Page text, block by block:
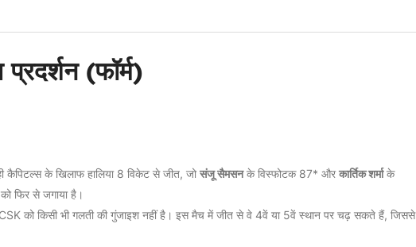
(फॉर्म)
के खिलाफ हालिया 8 विकेट से जीत, जो संजू सैमसनके विस्फोटक 87* और कार्तिक शर्माके
फिर से जगाया है।
को किसी भी गलती की गुंजाइश नहीं है। इस मैच में जीत से वे 4वें या 5वें स्थान पर चढ़ सकते हैं, जिससे